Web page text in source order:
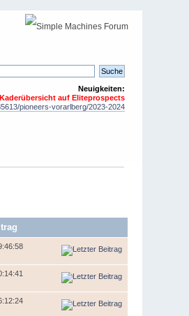
Neuigkeiten:
auf Eliteprospects
pioneers-vorarlberg/2023-2024